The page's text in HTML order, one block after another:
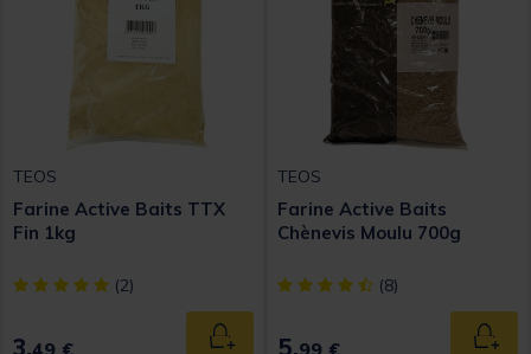
TEOS
Farine Active Baits TTX
Fin 1kg
[object Object] out of 5 Customer Rating
(2)
3, Ajouter au panier
TEOS
Farine Active Baits
Chènevis Moulu 700g
[object Object] out of 5
(8)
5,